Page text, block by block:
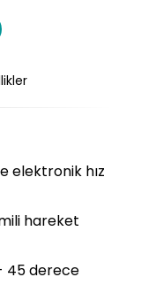
elektronik hız
hareket
45 derece